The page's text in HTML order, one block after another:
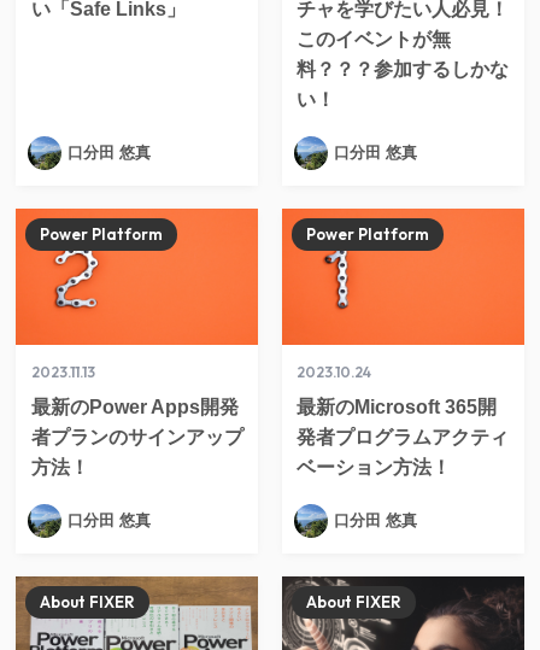
い「Safe Links」
口分田 悠真
チャを学びたい人必見！
このイベントが無
料？？？参加するしかな
い！
口分田 悠真
2023.11.13
最新のPower Apps開発
者プランのサインアップ
方法！
Power Platform
口分田 悠真
2023.10.24
最新のMicrosoft 365開
発者プログラムアクティ
ベーション方法！
Power Platform
口分田 悠真
About FIXER About FIXER